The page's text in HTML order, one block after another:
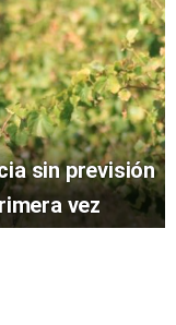
sin previsión
vez